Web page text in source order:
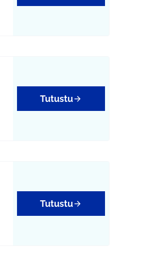
Tutustu
Tutustu